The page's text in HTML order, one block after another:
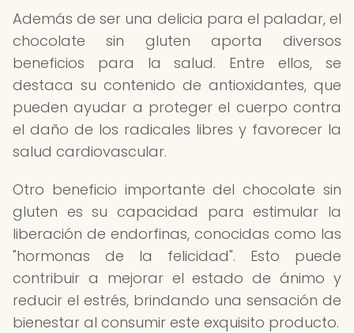
Además de ser una delicia para el paladar, el
chocolate sin gluten aporta diversos
beneficios para la salud. Entre ellos, se
destaca su contenido de antioxidantes, que
pueden ayudar a proteger el cuerpo contra
el daño de los radicales libres y favorecer la
salud cardiovascular.
Otro beneficio importante del chocolate sin
gluten es su capacidad para estimular la
liberación de endorfinas, conocidas como las
"hormonas de la felicidad". Esto puede
contribuir a mejorar el estado de ánimo y
reducir el estrés, brindando una sensación de
bienestar al consumir este exquisito producto.